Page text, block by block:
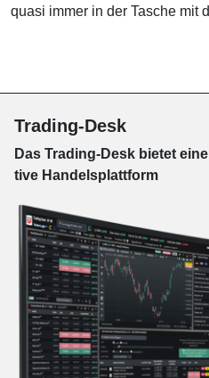
quasi immer in der Tasche mit
Trading-Desk
Das Trading-Desk bie­tet
tive Han­dels­platt­form